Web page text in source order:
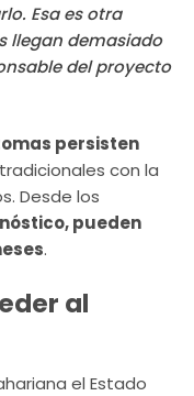
Esa es otra
llegan demasiado
del proyecto
persisten
con la
Desde los
pueden
.
al
el Estado